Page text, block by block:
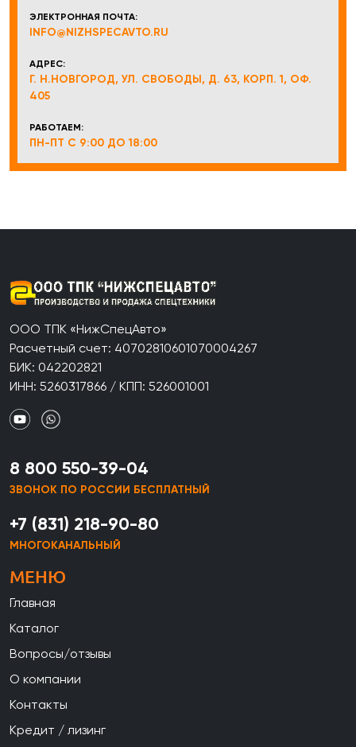
ЭЛЕКТРОННАЯ ПОЧТА:
INFO@NIZHSPECAVTO.RU
АДРЕС:
Г. Н.НОВГОРОД, УЛ. СВОБОДЫ, Д. 63, КОРП. 1, ОФ.
405
РАБОТАЕМ:
ПН-ПТ С 9:00 ДО 18:00
ООО ТПК «НижСпецАвто»
Расчетный счет: 40702810601070004267
БИК: 042202821
ИНН: 5260317866 / КПП: 526001001
8 800 550-39-04
ЗВОНОК ПО РОССИИ БЕСПЛАТНЫЙ
+7 (831) 218-90-80
МНОГОКАНАЛЬНЫЙ
МЕНЮ
Главная
Каталог
Вопросы/отзывы
О компании
Контакты
Кредит / лизинг